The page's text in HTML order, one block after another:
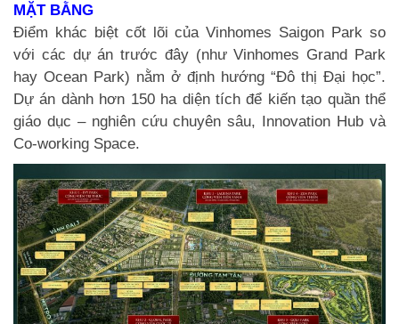
MẶT BẰNG
Điểm khác biệt cốt lõi của Vinhomes Saigon Park so
với các dự án trước đây (như Vinhomes Grand Park
hay Ocean Park) nằm ở định hướng “Đô thị Đại học”.
Dự án dành hơn 150 ha diện tích để kiến tạo quần thể
giáo dục – nghiên cứu chuyên sâu, Innovation Hub và
Co-working Space.